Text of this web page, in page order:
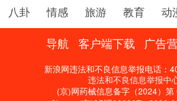
八卦
情感 旅游 教育 动
导航 客户端下载 广告
新浪网违法和不良信息举报电话：
违法和不良信息举报中
(京)网药械信息备字（2024）